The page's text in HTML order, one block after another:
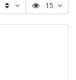
15